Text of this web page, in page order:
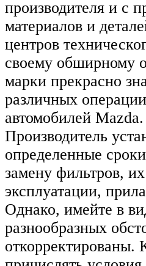
производителя и с
материалов и
центров
своему обширному
марки прекрасно
различных
автомобилей Mazda.
Производитель
определенные
замену фильтров,
эксплуатации,
Однако, имейте в
разнообразных
откорректированы.